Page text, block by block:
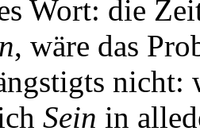
Wort: die
, wäre das
nicht:
Sein in